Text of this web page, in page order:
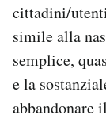
cittadini/
simile alla
semplice,
e la
abbandonare